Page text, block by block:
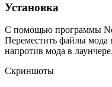
Установка
С помощью программы
Переместить файлы мода
напротив мода в лаунчере.
Скриншоты